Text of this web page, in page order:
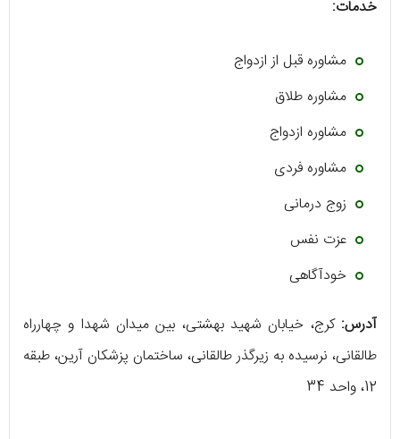
خدمات:
مشاوره قبل از ازدواج
مشاوره طلاق
مشاوره ازدواج
مشاوره فردی
زوج درمانی
عزت نفس
خودآگاهی
آدرس: کرج، خیابان شهید بهشتی، بین میدان شهدا و چهارراه
طالقانی، نرسیده به زیرگذر طالقانی، ساختمان پزشکان آرین، طبقه
12، واحد 34